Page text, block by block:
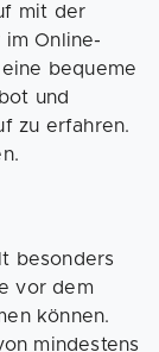
mit der
im Online-
bequeme
und
zu erfahren.
besonders
vor dem
können.
mindestens